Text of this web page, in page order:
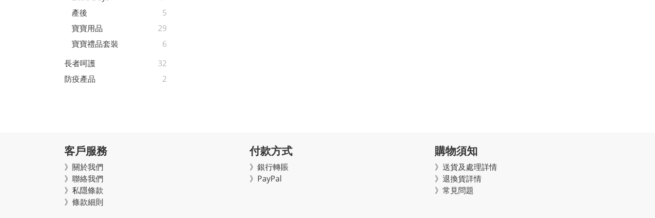
產後
5
寶寶用品
29
寶寶禮品套裝
6
長者呵護
32
防疫產品
2
客戶服務
》關於我們
》聯絡我們
》私隱條款
》條款細則
付款方式
》銀行轉賬
》PayPal
購物須知
》 送貨及處理詳情
》 退換貨詳情
》常見問題